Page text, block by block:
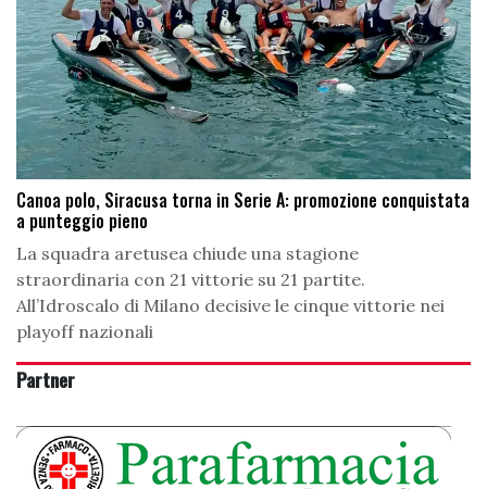
Canoa polo, Siracusa torna in Serie A: promozione conquistata
a punteggio pieno
La squadra aretusea chiude una stagione
straordinaria con 21 vittorie su 21 partite.
All’Idroscalo di Milano decisive le cinque vittorie nei
playoff nazionali
Partner